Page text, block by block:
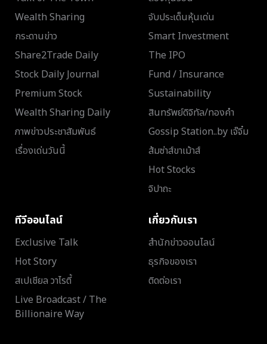
Wealth Sharing
กระดานข่าว
Share2Trade Daily
Stock Daily Journal
Premium Stock
Wealth Sharing Daily
ภาพข่าวประชาสัมพันธ์
เรื่องเด่นวันนี้
จับประเด็นหุ้นเด่น
Smart Investment
The IPO
Fund / Insurance
Sustainability
สินทรัพย์ดิจิทัล/ทองคำ
Gossip Station..by เจ๊จิ๋ม
ส้มซ่าส์ขาเม้าส์
Hot Stocks
จิปาถะ
ทีวีออนไลน์
Exclusive Talk
Hot Story
สเปเชียล วาไรตี้
Live Broadcast / The
Billionaire Way
เกี่ยวกับเรา
สำนักข่าวออนไลน์
ธุรกิจของเรา
ติดต่อเรา